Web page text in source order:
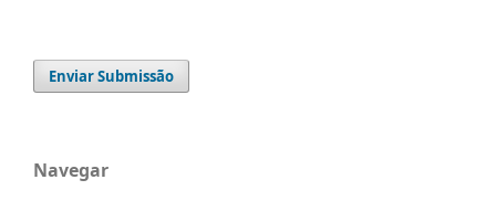
Enviar Submissão
Navegar